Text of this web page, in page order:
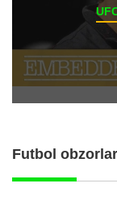
Futbol obzorlar